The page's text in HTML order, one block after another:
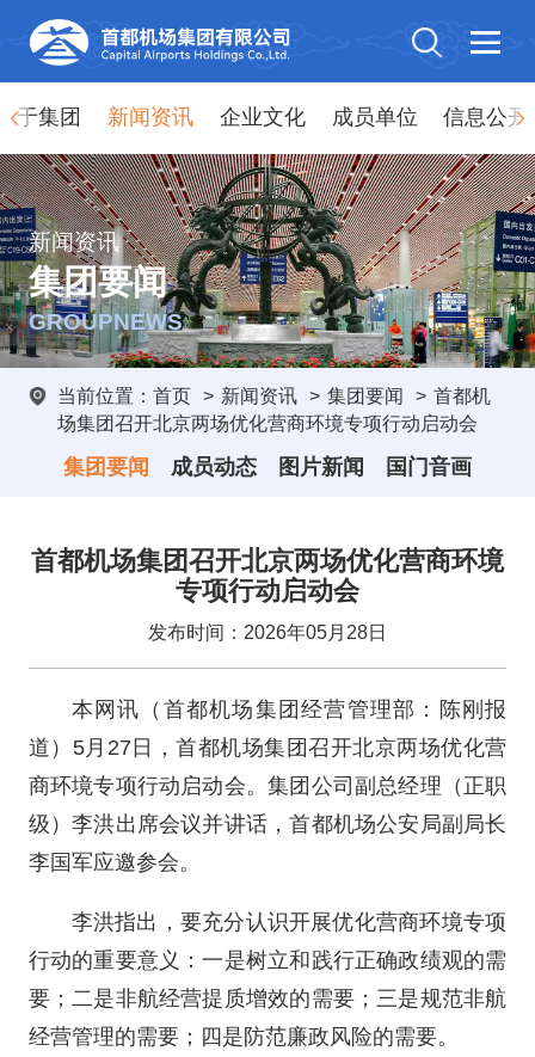
于集团 新闻资讯 企业文化 成员单位 信息公开
新闻资讯
集团要闻
GROUPNEWS
当前位置： 首页 > 新闻资讯 > 集团要闻 > 首都机
场集团召开北京两场优化营商环境专项行动启动会
集团要闻 成员动态 图片新闻 国门音画
首都机场集团召开北京两场优化营商环境
专项行动启动会
发布时间：2026年05月28日
本网讯（首都机场集团经营管理部：陈刚报
道）5月27日，首都机场集团召开北京两场优化营
商环境专项行动启动会。集团公司副总经理（正职
级）李洪出席会议并讲话，首都机场公安局副局长
李国军应邀参会。
李洪指出，要充分认识开展优化营商环境专项
行动的重要意义：一是树立和践行正确政绩观的需
要；二是非航经营提质增效的需要；三是规范非航
经营管理的需要；四是防范廉政风险的需要。